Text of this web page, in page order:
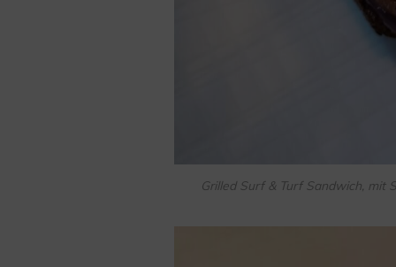
Grilled Surf & Turf Sandwich, mit